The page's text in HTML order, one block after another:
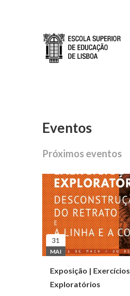
Eventos
Próximos eventos
31
MAI
Exposição | Exercícios
Exploratórios